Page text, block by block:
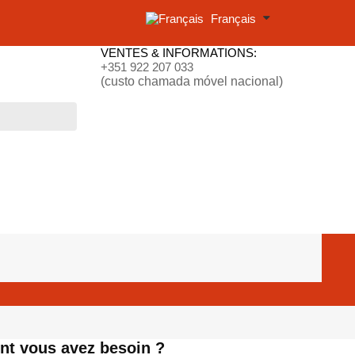
Français
VENTES & INFORMATIONS:
+351 922 207 033
(custo chamada móvel nacional)
vous avez besoin ?